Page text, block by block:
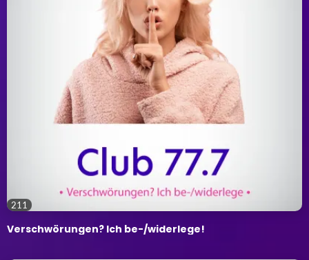
211
Verschwörungen? Ich be-/widerlege!